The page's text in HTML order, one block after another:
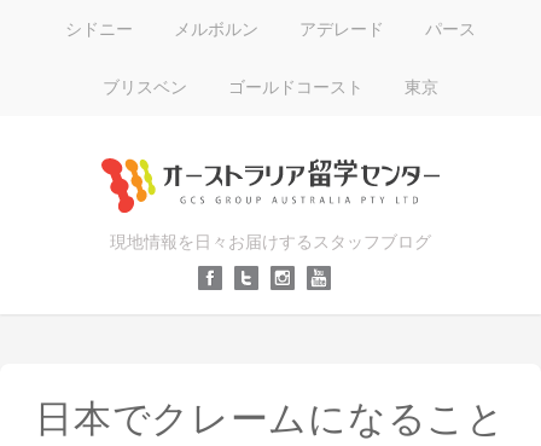
シドニー メルボルン アデレード パース
ブリスベン ゴールドコースト 東京
現地情報を日々お届けするスタッフブログ
日本でクレームになること